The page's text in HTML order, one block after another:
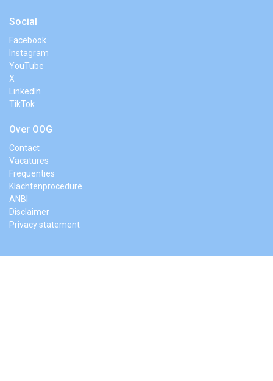
Social
Facebook
Instagram
YouTube
X
LinkedIn
TikTok
Over OOG
Contact
Vacatures
Frequenties
Klachtenprocedure
ANBI
Disclaimer
Privacy statement